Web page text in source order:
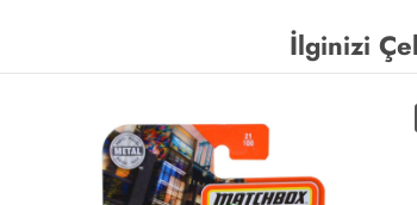
İlginizi